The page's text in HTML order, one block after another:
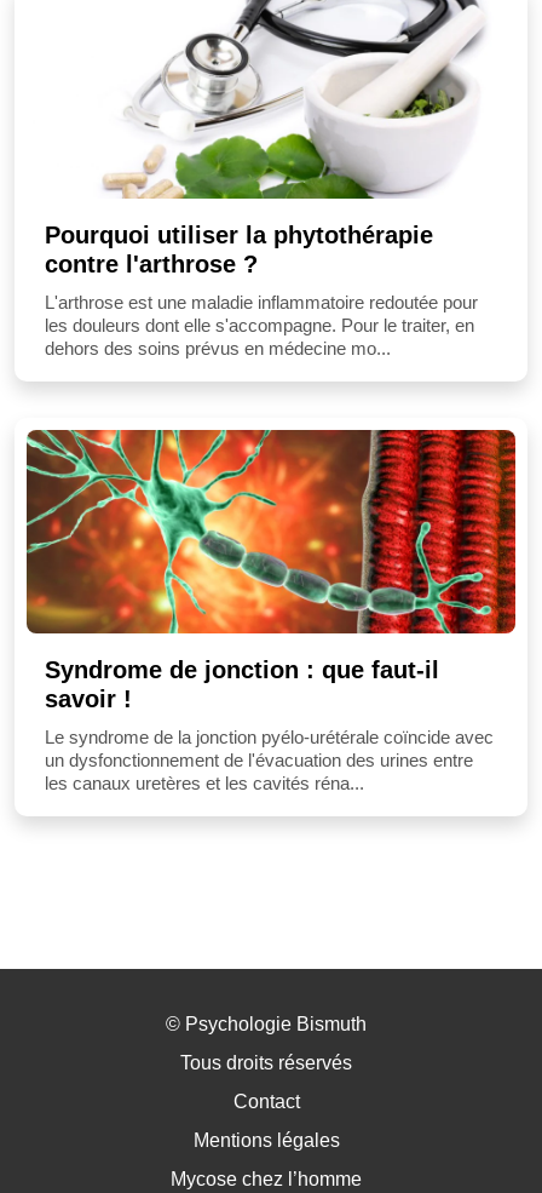
Pourquoi utiliser la phytothérapie
contre l'arthrose ?
L'arthrose est une maladie inflammatoire redoutée pour
les douleurs dont elle s'accompagne. Pour le traiter, en
dehors des soins prévus en médecine mo...
Syndrome de jonction : que faut-il
savoir !
Le syndrome de la jonction pyélo-urétérale coïncide avec
un dysfonctionnement de l'évacuation des urines entre
les canaux uretères et les cavités réna...
© Psychologie Bismuth
Tous droits réservés
Contact
Mentions légales
Mycose chez l’homme